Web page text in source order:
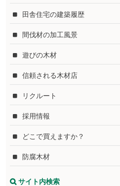
田舎住宅の建築履歴
間伐材の加工風景
遊びの木材
信頼される木材店
リクルート
採用情報
どこで買えますか？
防腐木材
サイト内検索